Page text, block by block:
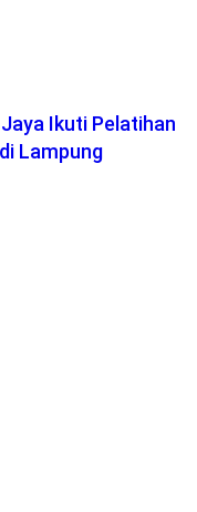
Ikuti Pelatihan
Lampung